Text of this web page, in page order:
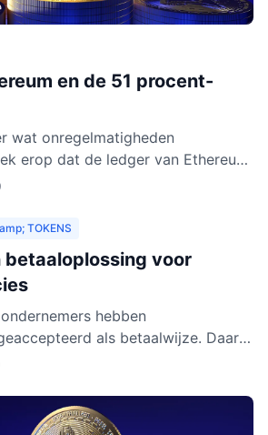
en de 51 procent-
wat onregelmatigheden
erop dat de ledger van Ethereum
Dat zou betekenen dat
TOKENS
betaaloplossing voor
hebben
als betaalwijze. Daar
in maken. Het bedrijf wil